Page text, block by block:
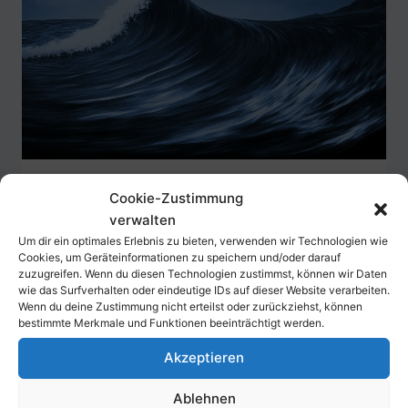
Cookie-Zustimmung
verwalten
Um dir ein optimales Erlebnis zu bieten, verwenden wir Technologien wie
Cookies, um Geräteinformationen zu speichern und/oder darauf
zuzugreifen. Wenn du diesen Technologien zustimmst, können wir Daten
wie das Surfverhalten oder eindeutige IDs auf dieser Website verarbeiten.
Wenn du deine Zustimmung nicht erteilst oder zurückziehst, können
bestimmte Merkmale und Funktionen beeinträchtigt werden.
Akzeptieren
Ablehnen
ARTIKEL
Was sind die
Unterschiede zwischen
Zyklischen und nicht-
zyklischen Aktien?
VonOliver 1. Juni 2022